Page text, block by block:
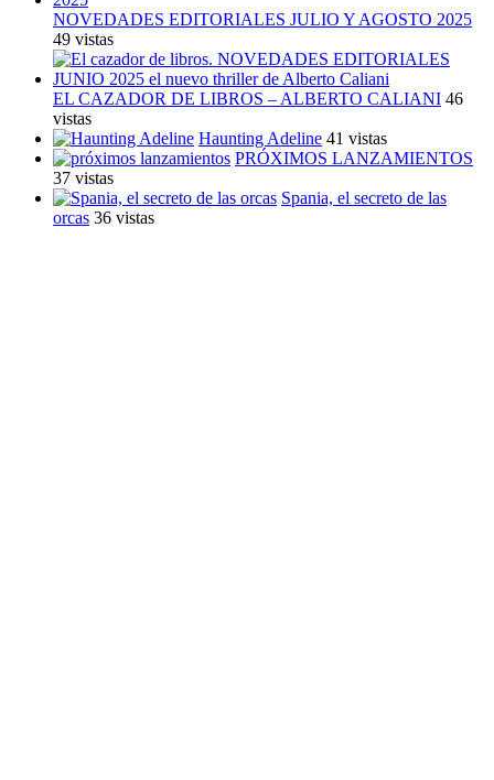
NOVEDADES EDITORIALES JULIO Y AGOSTO 2025
49 vistas
EL CAZADOR DE LIBROS – ALBERTO CALIANI 46
vistas
Haunting Adeline 41 vistas
PRÓXIMOS LANZAMIENTOS
37 vistas
Spania, el secreto de las
orcas 36 vistas